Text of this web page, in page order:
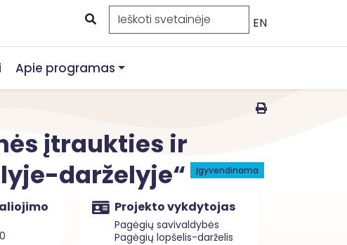
EN
Apie programas
įtraukties ir
darželyje“
Įgyvendinama
Projekto vykdytojas
Pagėgių savivaldybės
Pagėgių lopšelis-darželis